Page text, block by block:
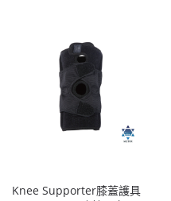
Knee Supporter膝蓋護具